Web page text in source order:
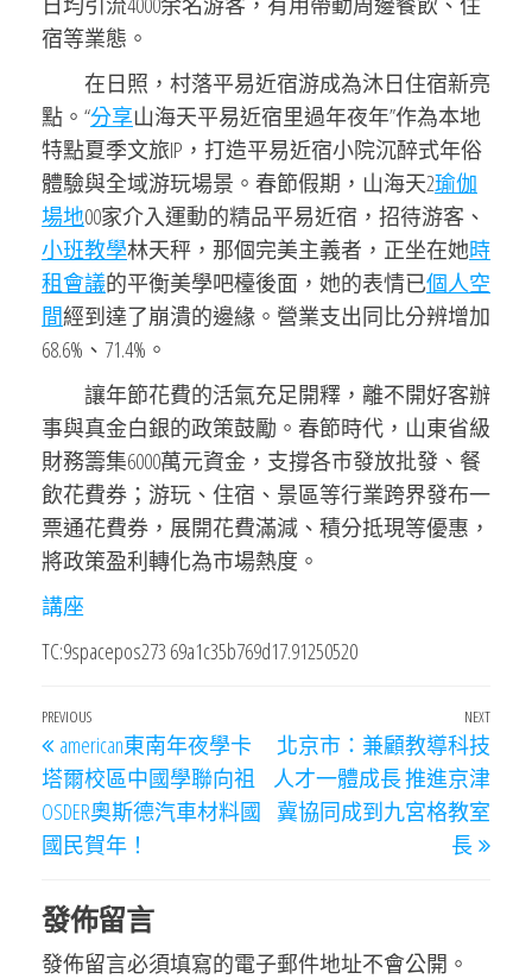
宿等業態。
在日照，村落平易近宿游成為沐日住宿新亮
點。“分享山海天平易近宿里過年夜年”作為本地
特點夏季文旅IP，打造平易近宿小院沉醉式年俗
體驗與全域游玩場景。春節假期，山海天2瑜伽
場地00家介入運動的精品平易近宿，招待游客、
小班教學林天秤，那個完美主義者，正坐在她時
租會議的平衡美學吧檯後面，她的表情已個人空
間經到達了崩潰的邊緣。營業支出同比分辨增加
68.6%、71.4%。
讓年節花費的活氣充足開釋，離不開好客辦
事與真金白銀的政策鼓勵。春節時代，山東省級
財務籌集6000萬元資金，支撐各市發放批發、餐
飲花費券；游玩、住宿、景區等行業跨界發布一
票通花費券，展開花費滿減、積分抵現等優惠，
將政策盈利轉化為市場熱度。
講座
TC:9spacepos273 69a1c35b769d17.91250520
文
章
導
覽
Previous
Post
PREVIOUS
american東南年夜學卡
塔爾校區中國學聯向祖
OSDER奧斯德汽車材料國
國民賀年！
Next
NEXT
北京市：兼顧教導科技
人才一體成長 推進京津
冀協同成到九宮格教室
長
發佈留言
發佈留言必須填寫的電子郵件地址不會公開。